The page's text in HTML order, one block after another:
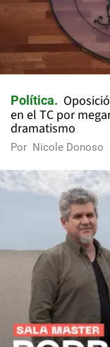
Política
en el TC por
dramatismo
Por Nicole Donoso